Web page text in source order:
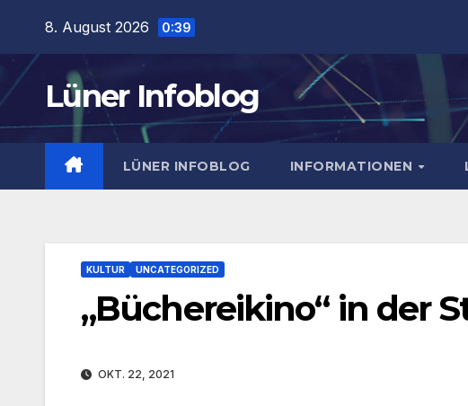
springen
8. August 2026 0:39
Lüner Infoblog
LÜNER INFOBLOG INFORMATIONEN
KULTUR UNCATEGORIZED
„Büchereikino“ in der
OKT. 22, 2021